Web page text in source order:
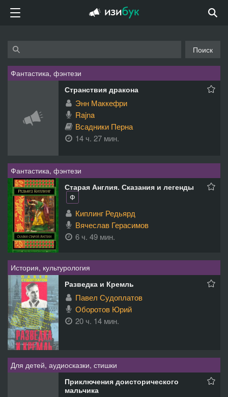
Поиск
Фантастика, фэнтези
Странствия дракона
Энн Маккефри
Rajna
Всадники Перна
14 ч. 27 мин.
Фантастика, фэнтези
Старая Англия. Сказания и легенды
Ф
Киплинг Редьярд
Вячеслав Герасимов
6 ч. 49 мин.
История, культурология
Разведка и Кремль
Павел Судоплатов
Оборотов Юрий
20 ч. 14 мин.
Для детей, аудиосказки, стишки
Приключения доисторического
мальчика